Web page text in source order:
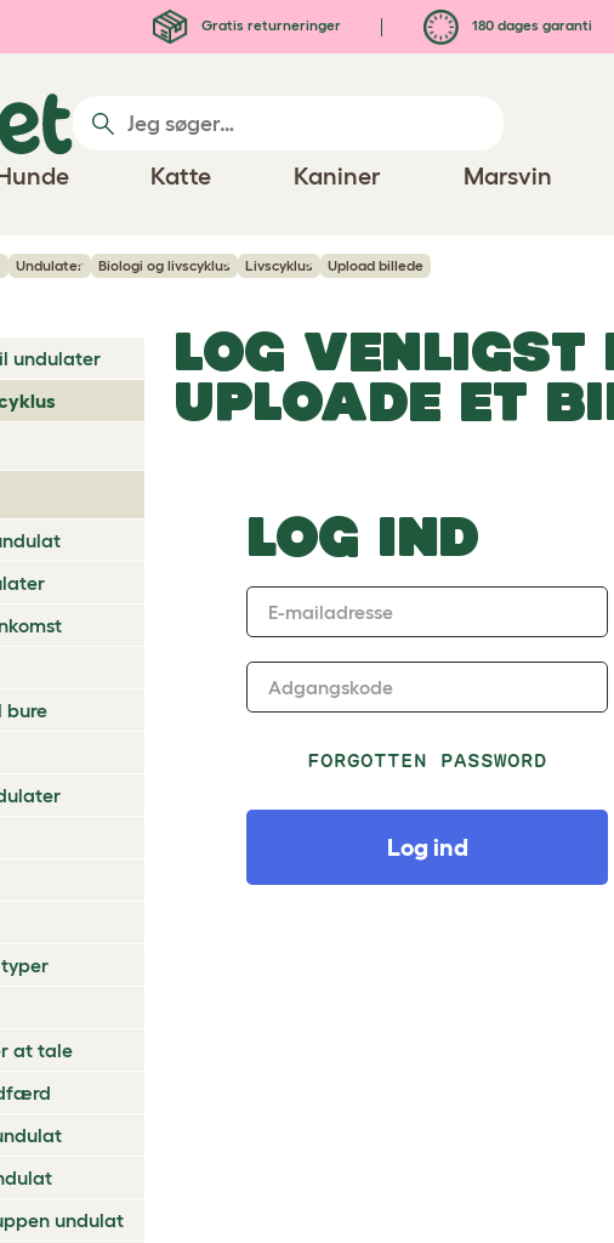
Gratis returneringer 180 dages garanti
Katte Kaniner Marsvin
Undulater Biologi og livscyklus Livscyklus Upload billede
undulater
bure
at tale
undulat
LOG VENLIGST
UPLOADE ET
LOG IND
E-mailadresse
Adgangskode
FORGOTTEN PASSWORD
Log ind